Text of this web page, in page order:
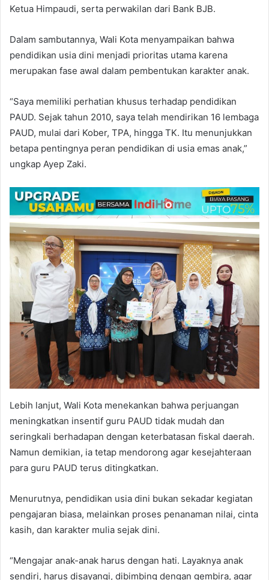
Ketua Himpaudi, serta perwakilan dari Bank BJB.
Dalam sambutannya, Wali Kota menyampaikan bahwa
pendidikan usia dini menjadi prioritas utama karena
merupakan fase awal dalam pembentukan karakter anak.
“Saya memiliki perhatian khusus terhadap pendidikan
PAUD. Sejak tahun 2010, saya telah mendirikan 16 lembaga
PAUD, mulai dari Kober, TPA, hingga TK. Itu menunjukkan
betapa pentingnya peran pendidikan di usia emas anak,”
ungkap Ayep Zaki.
Lebih lanjut, Wali Kota menekankan bahwa perjuangan
meningkatkan insentif guru PAUD tidak mudah dan
seringkali berhadapan dengan keterbatasan fiskal daerah.
Namun demikian, ia tetap mendorong agar kesejahteraan
para guru PAUD terus ditingkatkan.
Menurutnya, pendidikan usia dini bukan sekadar kegiatan
pengajaran biasa, melainkan proses penanaman nilai, cinta
kasih, dan karakter mulia sejak dini.
“Mengajar anak-anak harus dengan hati. Layaknya anak
sendiri, harus disayangi, dibimbing dengan gembira, agar